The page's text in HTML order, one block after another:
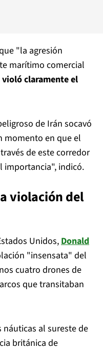
"la agresión
marítimo comercial
violó claramente el
de Irán socavó
momento en que el
de este corredor
importancia", indicó.
violación del
Unidos,Donald
"insensata" del
cuatro drones de
que transitaban
al sureste de
británica de